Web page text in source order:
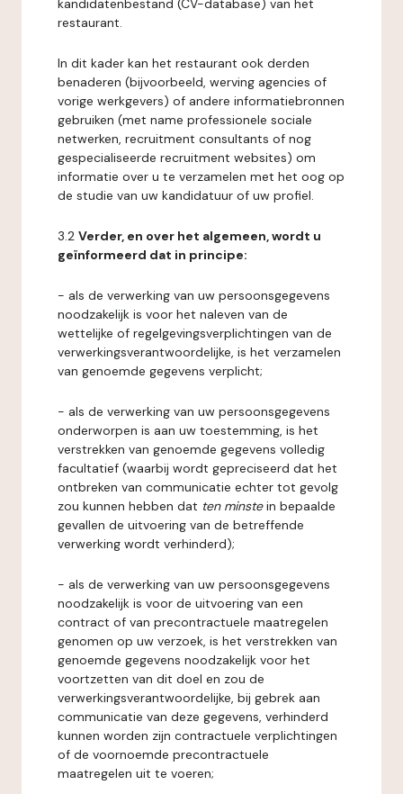
kandidatenbestand (CV-database) van het
restaurant.
In dit kader kan het restaurant ook derden
benaderen (bijvoorbeeld, werving agencies of
vorige werkgevers) of andere informatiebronnen
gebruiken (met name professionele sociale
netwerken, recruitment consultants of nog
gespecialiseerde recruitment websites) om
informatie over u te verzamelen met het oog op
de studie van uw kandidatuur of uw profiel.
3.2 Verder, en over het algemeen, wordt u
geïnformeerd dat in principe:
- als de verwerking van uw persoonsgegevens
noodzakelijk is voor het naleven van de
wettelijke of regelgevingsverplichtingen van de
verwerkingsverantwoordelijke, is het verzamelen
van genoemde gegevens verplicht;
- als de verwerking van uw persoonsgegevens
onderworpen is aan uw toestemming, is het
verstrekken van genoemde gegevens volledig
facultatief (waarbij wordt gepreciseerd dat het
ontbreken van communicatie echter tot gevolg
zou kunnen hebben dat ten minstein bepaalde
gevallen de uitvoering van de betreffende
verwerking wordt verhinderd);
- als de verwerking van uw persoonsgegevens
noodzakelijk is voor de uitvoering van een
contract of van precontractuele maatregelen
genomen op uw verzoek, is het verstrekken van
genoemde gegevens noodzakelijk voor het
voortzetten van dit doel en zou de
verwerkingsverantwoordelijke, bij gebrek aan
communicatie van deze gegevens, verhinderd
kunnen worden zijn contractuele verplichtingen
of de voornoemde precontractuele
maatregelen uit te voeren;